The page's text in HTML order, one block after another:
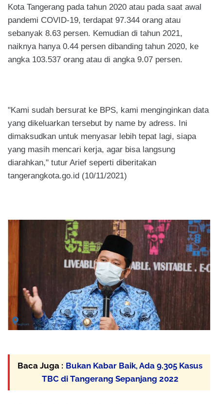
Kota Tangerang pada tahun 2020 atau pada saat awal
pandemi COVID-19, terdapat 97.344 orang atau
sebanyak 8.63 persen. Kemudian di tahun 2021,
naiknya hanya 0.44 persen dibanding tahun 2020, ke
angka 103.537 orang atau di angka 9.07 persen.
"Kami sudah bersurat ke BPS, kami menginginkan data
yang dikeluarkan tersebut by name by adress. Ini
dimaksudkan untuk menyasar lebih tepat lagi, siapa
yang masih mencari kerja, agar bisa langsung
diarahkan," tutur Arief seperti diberitakan
tangerangkota.go.id (10/11/2021)
Baca Juga : Bukan Kabar Baik, Ada 9.305 Kasus
TBC di Tangerang Sepanjang 2022